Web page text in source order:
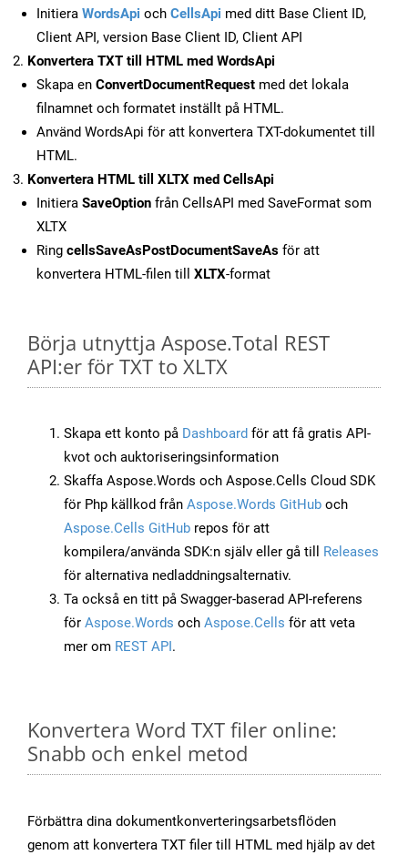
Initiera WordsApi och CellsApi med ditt Base Client ID,
Client API, version Base Client ID, Client API
Konvertera TXT till HTML med WordsApi
Skapa en ConvertDocumentRequest med det lokala
filnamnet och formatet inställt på HTML.
Använd WordsApi för att konvertera TXT-dokumentet till
HTML.
Konvertera HTML till XLTX med CellsApi
Initiera SaveOption från CellsAPI med SaveFormat som
XLTX
Ring cellsSaveAsPostDocumentSaveAs för att
konvertera HTML-filen till XLTX-format
Börja utnyttja Aspose.Total REST
API:er för TXT to XLTX
Skapa ett konto på Dashboard för att få gratis API-
kvot och auktoriseringsinformation
Skaffa Aspose.Words och Aspose.Cells Cloud SDK
för Php källkod från Aspose.Words GitHub och
Aspose.Cells GitHub repos för att
kompilera/använda SDK:n själv eller gå till Releases
för alternativa nedladdningsalternativ.
Ta också en titt på Swagger-baserad API-referens
för Aspose.Words och Aspose.Cells för att veta
mer om REST API.
Konvertera Word TXT filer online:
Snabb och enkel metod
Förbättra dina dokumentkonverteringsarbetsflöden
genom att konvertera TXT filer till HTML med hjälp av det